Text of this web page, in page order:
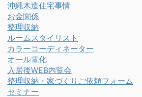
沖縄木造住宅事情
お金関係
整理収納
ルームスタイリスト
カラーコーディネーター
オール電化
入居後WEB内覧会
整理収納・家づくりご依頼フォーム
セミナー